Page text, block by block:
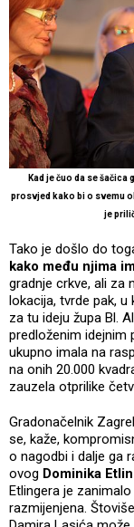
Kad je čuo da se
prosvjed kako bi o svemu
je
Tako je došlo do
kako među njima
gradnje crkve, ali za
lokacija, tvrde pak,
za tu ideju župa Bl.
predloženim idejnim
ukupno imala na
na onih 20.000
zauzela otprilike
Gradonačelnik
se, kaže,
o nagodbi i dalje ga
ovog Dominika
Etlingera je
razmijenjena.